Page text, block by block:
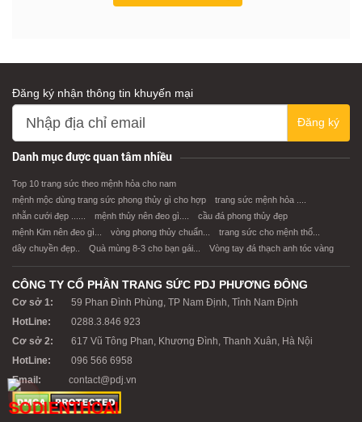
Đăng ký nhận thông tin khuyến mại
Đăng ký
Danh mục được quan tâm nhiều
Top 10 trang sức theo mệnh hỏa cho nam
mệnh mộc dùng trang sức phong thủy gì cho hợp
trang sức mệnh hỏa ....
nhẫn cưới đẹp ......
mệnh thủy nên đeo gì....
cầu đá phong thủy đẹp
mệnh Kim nên đeo gì...
vòng phong thủy chuẩn...
trang sức cho mệnh thổ...
dây chuyền đẹp..
Quà mùng 8-3 cho bạn gái... Vòng tay đá thạch anh tóc vàng
CÔNG TY CỔ PHẦN TRANG SỨC PDJ PHƯƠNG ĐÔNG
Cơ sở 1:
59 Phan Đình Phùng, TP Nam Định, Tỉnh Nam Định
HotLine:
0288.3.846 923
Cơ sở 2:
617 Vũ Tông Phan, Khương Đình, Thanh Xuân, Hà Nội
HotLine:
096 566 6958
Email:
contact@pdj.vn